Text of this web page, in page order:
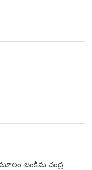
బంకిమ చంద్ర